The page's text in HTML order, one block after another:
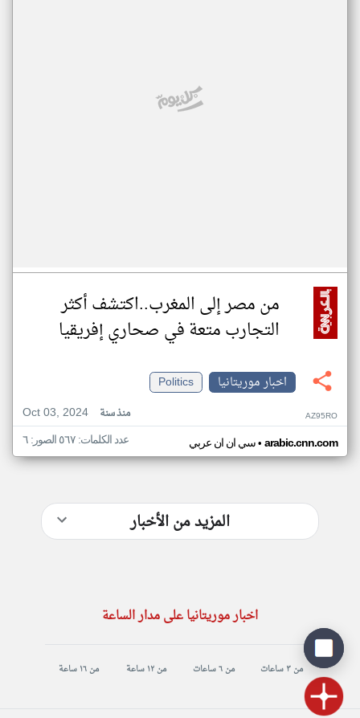
من مصر إلى المغرب..اكتشف أكثر
التجارب متعة في صحاري إفريقيا
اخبار موريتانيا
Politics
Oct 03, 2024
منذ سنة AZ95RO
سي ان ان عربي• arabic.cnn.com عدد الكلمات: ٥٦٧ الصور: ٦
المزيد من الأخبار
اخبار موريتانيا على مدار الساعة
من ٣ ساعات من ٦ ساعات من ١٢ ساعة من ١٦ ساعة